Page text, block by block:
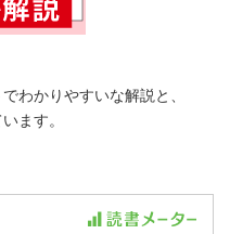
わかりやすいな解説と、
ます。